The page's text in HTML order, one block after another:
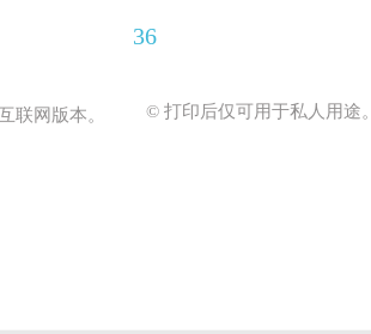
36
联网版本。 © 打印后仅可用于私人用途。